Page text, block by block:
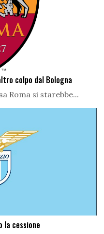
colpo dal Bologna
Roma si starebbe...
la cessione